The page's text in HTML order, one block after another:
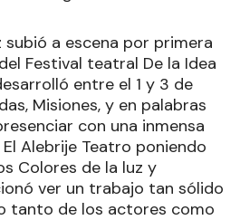
subió a escena por primera
Festival teatral De la Idea
entre el 1 y 3 de
Misiones, y en palabras
con una inmensa
Alebrije Teatro poniendo
Colores de la luz y
ver un trabajo tan sólido
tanto de los actores como